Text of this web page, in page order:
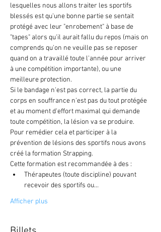
lesquelles nous allons traiter les sportifs
blessés est qu'une bonne partie se sentait
protégé avec leur "enrobement" à base de
"tapes" alors qu'il aurait fallu du repos (mais on
comprends qu'on ne veuille pas se reposer
quand on a travaillé toute l'année pour arriver
à une compétition importante), ou une
meilleure protection.
Si le bandage n'est pas correct, la partie du
corps en souffrance n'est pas du tout protégée
et au moment d'effort maximal qui demande
toute compétition, la lésion va se produire.
Pour remédier cela et participer à la
prévention de lésions des sportifs nous avons
créé la formation Strapping.
Cette formation est recommandée à des :
Thérapeutes (toute discipline) pouvant
recevoir des sportifs ou…
Afficher plus